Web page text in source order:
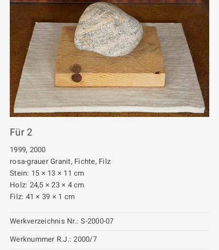
Vita
Publikationen
Kontakt
Für 2
1999, 2000
rosa-grauer Granit, Fichte, Filz
Stein: 15 × 13 × 11 cm
Holz: 24,5 × 23 × 4 cm
Filz: 41 × 39 × 1 cm
Werkverzeichnis Nr.: S-2000-07
Werknummer R.J.: 2000/7